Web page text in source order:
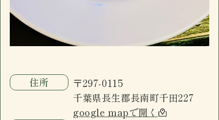
住所
〒297-0115
千葉県長生郡長南町千田227
google mapで開く